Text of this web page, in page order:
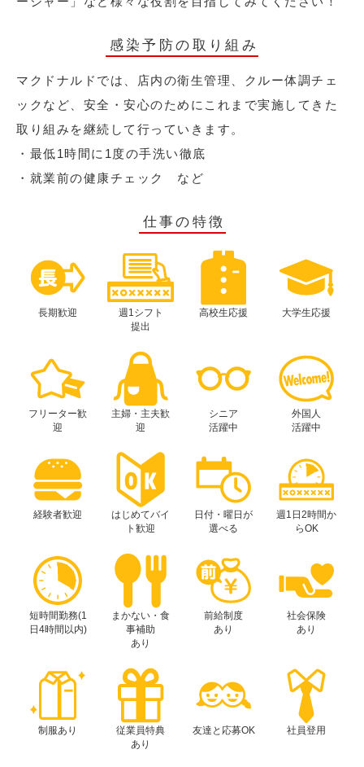
感染予防の取り組み
マクドナルドでは、店内の衛生管理、クルー体調チェ
ックなど、安全・安心のためにこれまで実施してきた
取り組みを継続して行っていきます。
・最低1時間に1度の手洗い徹底
・就業前の健康チェック など
仕事の特徴
長期歓迎
週1シフト
提出
高校生応援 大学生応援
フリーター歓
迎
主婦・主夫歓
迎
シニア
活躍中
外国人
活躍中
経験者歓迎
はじめてバイ
ト歓迎
日付・曜日が
選べる
週1日2時間か
らOK
短時間勤務(1
日4時間以内)
まかない・食
事補助
あり
前給制度
あり
社会保険
あり
制服あり
従業員特典
あり
友達と応募OK 社員登用